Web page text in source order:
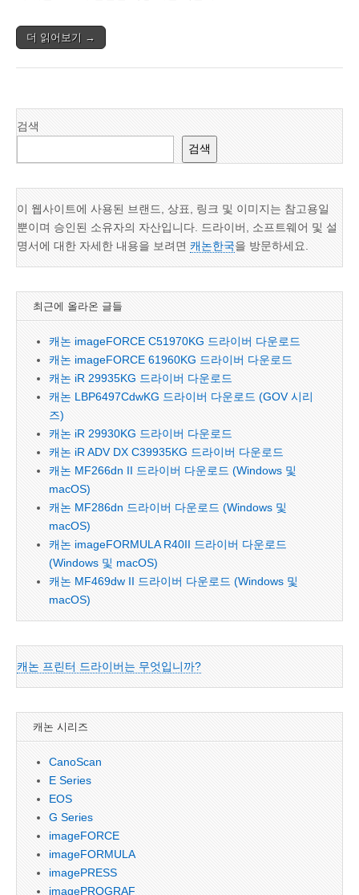
더 읽어보기 →
검색
검색
이 웹사이트에 사용된 브랜드, 상표, 링크 및 이미지는 참고용일
뿐이며 승인된 소유자의 자산입니다. 드라이버, 소프트웨어 및 설
명서에 대한 자세한 내용을 보려면 캐논한국을 방문하세요.
최근에 올라온 글들
캐논 imageFORCE C51970KG 드라이버 다운로드
캐논 imageFORCE 61960KG 드라이버 다운로드
캐논 iR 29935KG 드라이버 다운로드
캐논 LBP6497CdwKG 드라이버 다운로드 (GOV 시리
즈)
캐논 iR 29930KG 드라이버 다운로드
캐논 iR ADV DX C39935KG 드라이버 다운로드
캐논 MF266dn II 드라이버 다운로드 (Windows 및
macOS)
캐논 MF286dn 드라이버 다운로드 (Windows 및
macOS)
캐논 imageFORMULA R40II 드라이버 다운로드
(Windows 및 macOS)
캐논 MF469dw II 드라이버 다운로드 (Windows 및
macOS)
캐논 프린터 드라이버는 무엇입니까?
캐논 시리즈
CanoScan
E Series
EOS
G Series
imageFORCE
imageFORMULA
imagePRESS
imagePROGRAF